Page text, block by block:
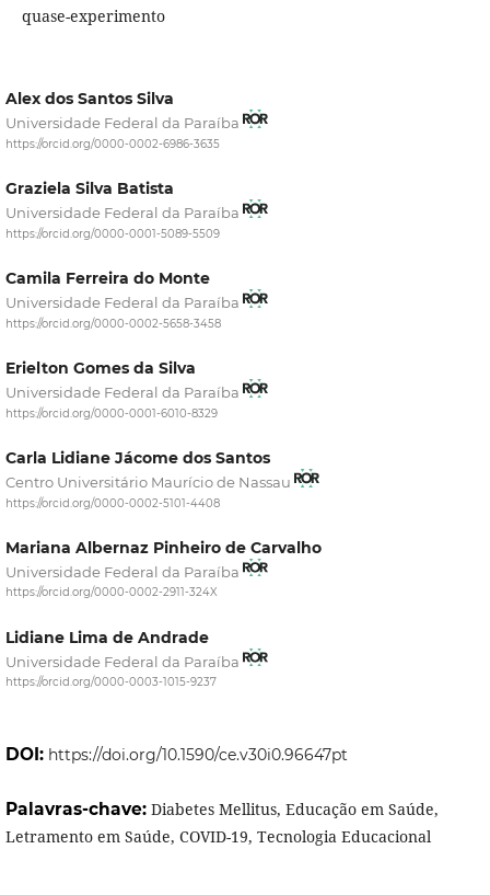
quase-experimento
Alex dos Santos Silva
Universidade Federal da Paraíba
https://orcid.org/0000-0002-6986-3635
Graziela Silva Batista
Universidade Federal da Paraíba
https://orcid.org/0000-0001-5089-5509
Camila Ferreira do Monte
Universidade Federal da Paraíba
https://orcid.org/0000-0002-5658-3458
Erielton Gomes da Silva
Universidade Federal da Paraíba
https://orcid.org/0000-0001-6010-8329
Carla Lidiane Jácome dos Santos
Centro Universitário Maurício de Nassau
https://orcid.org/0000-0002-5101-4408
Mariana Albernaz Pinheiro de Carvalho
Universidade Federal da Paraíba
https://orcid.org/0000-0002-2911-324X
Lidiane Lima de Andrade
Universidade Federal da Paraíba
https://orcid.org/0000-0003-1015-9237
DOI: https://doi.org/10.1590/ce.v30i0.96647pt
Palavras-chave: Diabetes Mellitus, Educação em Saúde,
Letramento em Saúde, COVID-19, Tecnologia Educacional